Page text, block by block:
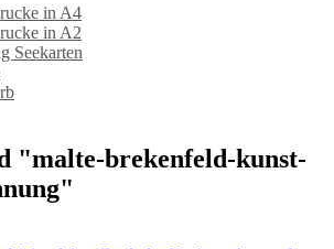
in A4
in A2
Seekarten
"malte-brekenfeld-kunst-